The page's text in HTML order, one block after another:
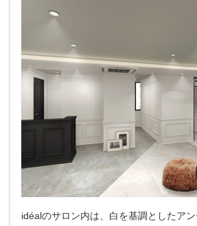
idéalのサロン内は、白を基調としたア